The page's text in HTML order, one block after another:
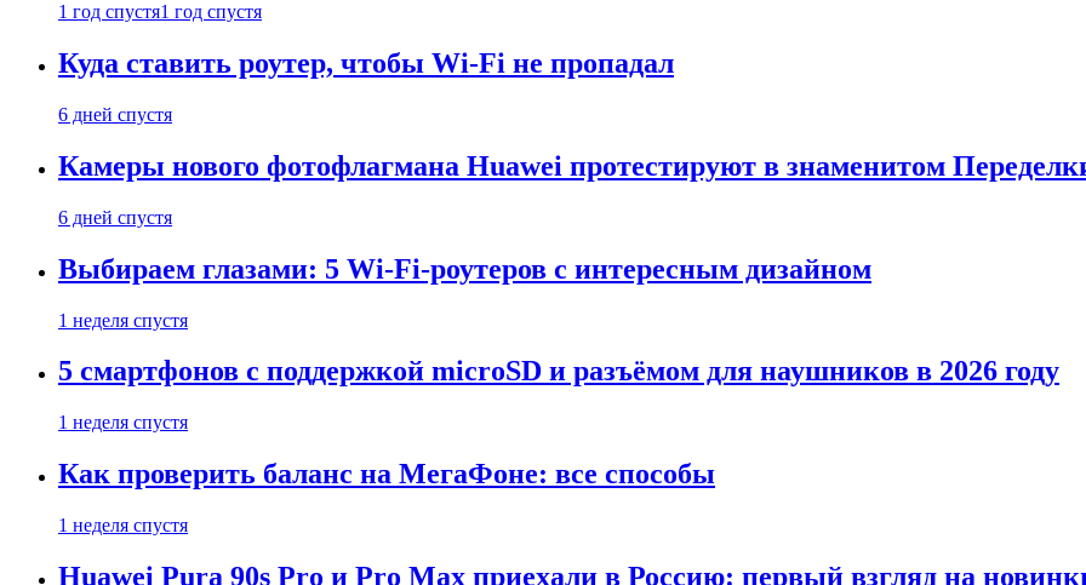
1 год спустя1 год спустя
Куда ставить роутер, чтобы Wi-Fi не пропадал
6 дней спустя
Камеры нового фотофлагмана Huawei протестируют в знаменитом
6 дней спустя
Выбираем глазами: 5 Wi-Fi-роутеров с интересным дизайном
1 неделя спустя
5 смартфонов с поддержкой microSD и разъёмом для наушников в 2026 году
1 неделя спустя
Как проверить баланс на МегаФоне: все способы
1 неделя спустя
Huawei Pura 90s Pro и Pro Max приехали в Россию: первый взгляд на